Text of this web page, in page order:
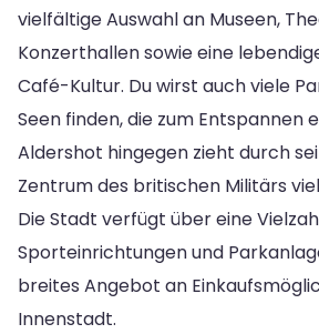
vielfältige Auswahl an Museen,
Konzerthallen sowie eine
Café-Kultur. Du wirst auch viele
Seen finden, die zum Entspannen
Aldershot hingegen zieht durch
Zentrum des britischen Militärs
Die Stadt verfügt über eine
Sporteinrichtungen und
breites Angebot an
Innenstadt.